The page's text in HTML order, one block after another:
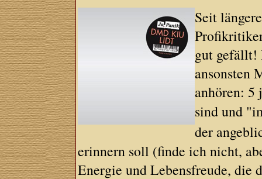
Seit
gut gefällt!
ansonsten
anhören: 5
sind und
der
erinnern soll (finde ich nicht,
Energie und Lebensfreude, die